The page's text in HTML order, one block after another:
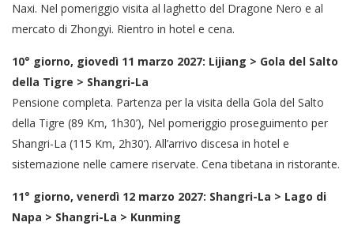
Naxi. Nel pomeriggio visita al laghetto del Dragone Nero e al
mercato di Zhongyi. Rientro in hotel e cena.
10° giorno, giovedì 11 marzo 2027: Lijiang > Gola del Salto
della Tigre > Shangri-La
Pensione completa. Partenza per la visita della Gola del Salto
della Tigre (89 Km, 1h30’), Nel pomeriggio proseguimento per
Shangri-La (115 Km, 2h30’). All’arrivo discesa in hotel e
sistemazione nelle camere riservate. Cena tibetana in ristorante.
11° giorno, venerdì 12 marzo 2027: Shangri-La > Lago di
Napa > Shangri-La > Kunming